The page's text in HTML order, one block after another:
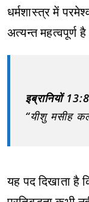
धर्मशास्त्र में
अत्यन्त महत्वपूर्ण
इब्रानियों 13:8
“यीशु मसीह
यह पद दिखाता है